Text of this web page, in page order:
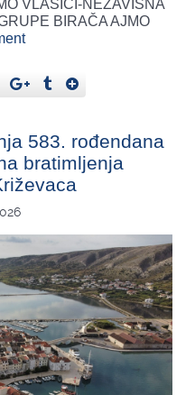
VLAŠIĆI-NEZAVISNA
BIRAČA AJMO
583. rođendana
bratimljenja